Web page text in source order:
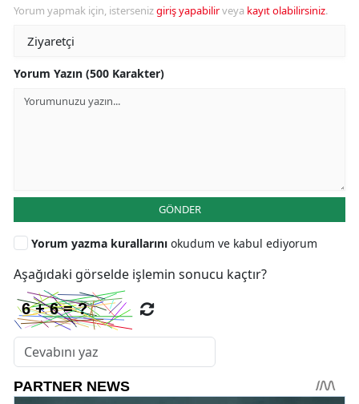
Yorum yapmak için, istersenizgiriş yapabilirveya kayıt olabilirsiniz.
Yorum Yazın (500 Karakter)
GÖNDER
Yorum yazma kurallarını okudum ve kabul ediyorum
Aşağıdaki görselde işlemin sonucu kaçtır?